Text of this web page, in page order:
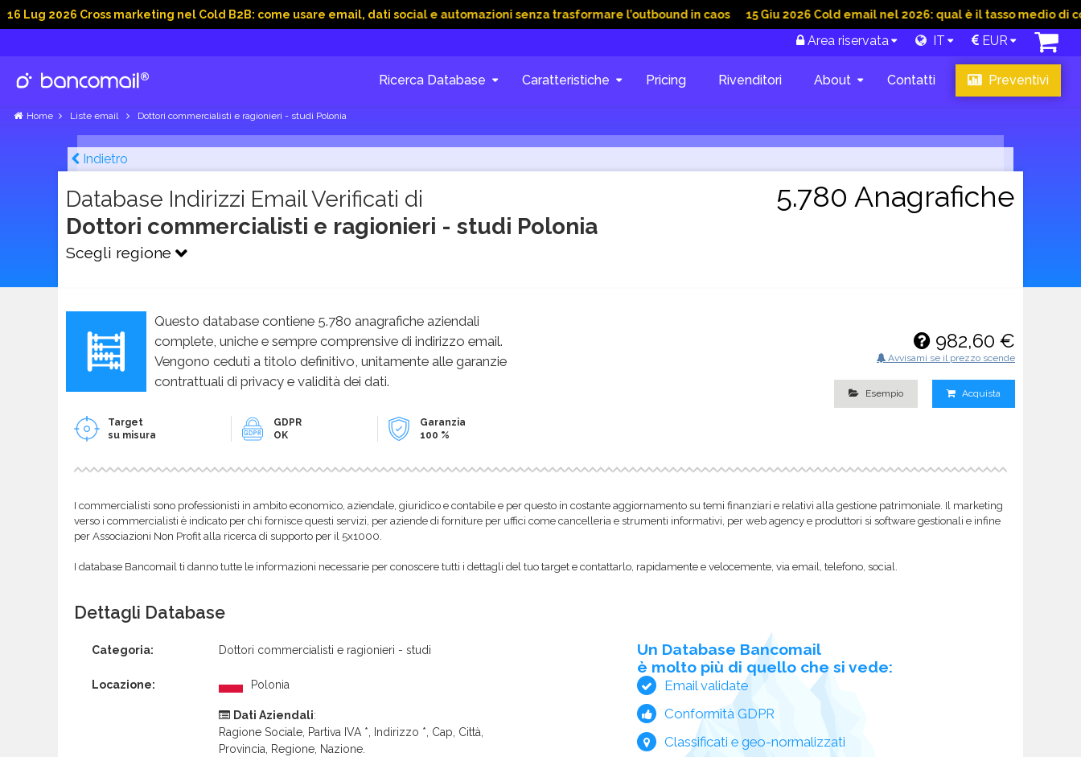
Cross marketing nel Cold B2B: come usare email, dati social e automazioni senza trasformare l’outbound in caos 15 Giu 2026 Cold email nel 2026: qual è il tasso medio di
Area riservata IT EUR
Ricerca Database Caratteristiche Pricing Rivenditori About Contatti Preventivi
Home Liste email Dottori commercialisti e ragionieri - studi Polonia
Indietro
Database Indirizzi Email Verificati di
Dottori commercialisti e ragionieri - studi Polonia
Scegli regione
5.780 Anagrafiche
Questo database contiene 5.780 anagrafiche aziendali
complete, uniche e sempre comprensive di indirizzo email.
Vengono ceduti a titolo definitivo, unitamente alle garanzie
contrattuali di privacy e validità dei dati.
Target
su misura
GDPR
OK
Garanzia
100 %
982,60 €
Avvisami se il prezzo scende
Esempio Acquista
I commercialisti sono professionisti in ambito economico, aziendale, giuridico e contabile e per questo in costante aggiornamento su temi finanziari e relativi alla gestione patrimoniale. Il marketing
verso i commercialisti è indicato per chi fornisce questi servizi, per aziende di forniture per uffici come cancelleria e strumenti informativi, per web agency e produttori si software gestionali e infine
per Associazioni Non Profit alla ricerca di supporto per il 5x1000.
I database Bancomail ti danno tutte le informazioni necessarie per conoscere tutti i dettagli del tuo target e contattarlo, rapidamente e velocemente, via email, telefono, social.
Dettagli Database
Categoria: Dottori commercialisti e ragionieri - studi
Locazione: Polonia
Dati Aziendali:
Ragione Sociale, Partiva IVA *, Indirizzo *, Cap, Città,
Provincia, Regione, Nazione.
Un Database Bancomail
è molto più di quello che si vede:
Email validate
Conformità GDPR
Classificati e geo-normalizzati